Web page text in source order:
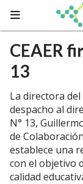
CEAER
13
La directora
despacho al
N° 13,
de
establece una
con el objetivo
calidad